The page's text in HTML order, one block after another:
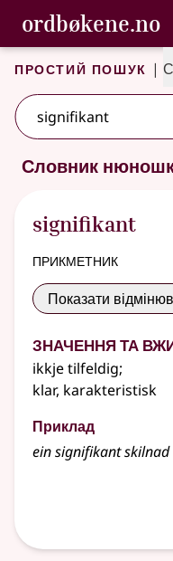
Перейти до
Доступність
ordbøkene.no,
Cловник букмола та
Простий пошук |
Один результат.
Словник
signifikant
прикметник
Показати
Значення та
ikkje tilfeldig;
klar, karakteristisk
Приклад
ein signifikant skilnad